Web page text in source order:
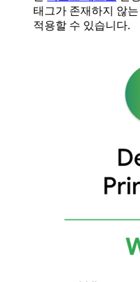
태그가 존재하지 않
적용할 수 있습니다.